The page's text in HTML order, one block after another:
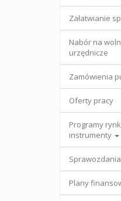
Załatwianie
Nabór na
urzędnicze
Zamówienia
Oferty pracy
Programy
instrumenty
Plany